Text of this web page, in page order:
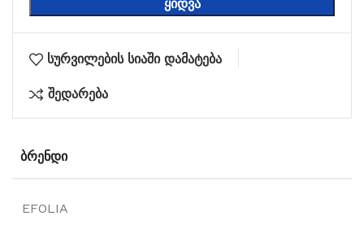
ᲧᲘᲓᲕᲐ
სურვილების სიაში დამატება
შედარება
ᲑᲠᲔᲜᲓᲘ
EFOLIA